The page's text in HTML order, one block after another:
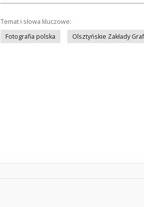
Temat i słowa kluczowe:
Fotografia polska
Olsztyńskie Zakłady